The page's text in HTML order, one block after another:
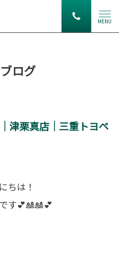
MENU
ログ
津栗真店｜三重トヨペ
ちは！
す💕🎎🎎💕